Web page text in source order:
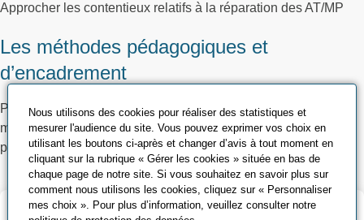
Approcher les contentieux relatifs à la réparation des AT/MP
Les méthodes pédagogiques et
d’encadrement
Présentation des principes juridiques et échanges autour de
mises en situation pratiques et remise d’un support
pédagogique
Validation et certification
Nous utilisons des cookies pour réaliser des statistiques et
mesurer l'audience du site. Vous pouvez exprimer vos choix en
utilisant les boutons ci-après et changer d’avis à tout moment en
cliquant sur la rubrique « Gérer les cookies » située en bas de
chaque page de notre site. Si vous souhaitez en savoir plus sur
comment nous utilisons les cookies, cliquez sur « Personnaliser
mes choix ». Pour plus d’information, veuillez consulter notre